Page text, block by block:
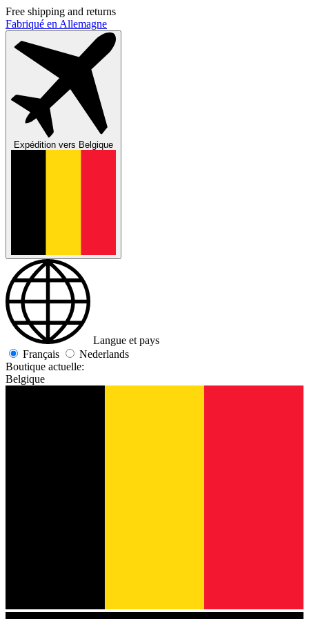
Free shipping and returns
Fabriqué en Allemagne
Expédition vers Belgique
Langue et pays
Français
Nederlands
Boutique actuelle:
Belgique